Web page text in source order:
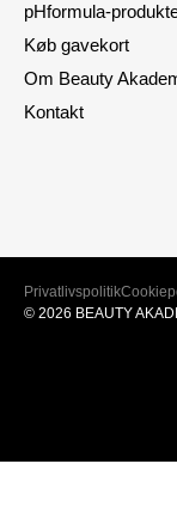
pHformula-
Køb gavekort
Om Beauty
Kontakt
© 2026 BEAUTY
Privatlivspolitik